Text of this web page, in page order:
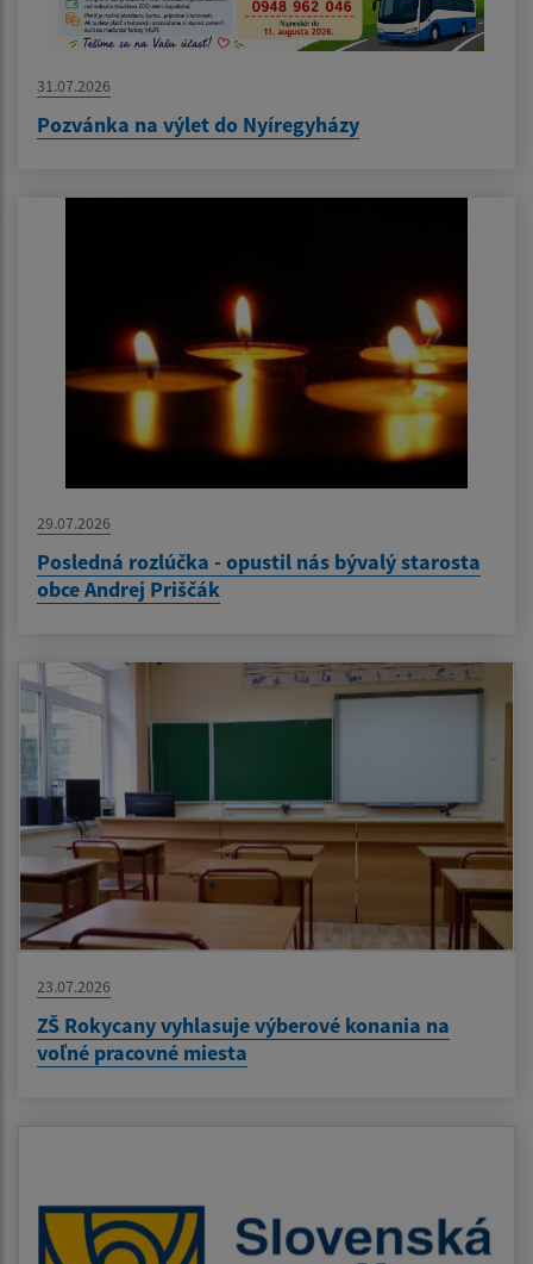
31.07.2026
Pozvánka na výlet do Nyíregyházy
29.07.2026
Posledná rozlúčka - opustil nás bývalý starosta
obce Andrej Priščák
23.07.2026
ZŠ Rokycany vyhlasuje výberové konania na
voľné pracovné miesta